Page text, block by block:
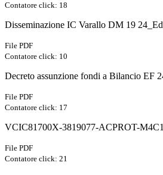
Contatore click: 18
Disseminazione IC Varallo DM 19
File PDF
Contatore click: 10
Decreto assunzione fondi a Bilancio EF
File PDF
Contatore click: 17
VCIC81700X-3819077-ACPROT-
File PDF
Contatore click: 21